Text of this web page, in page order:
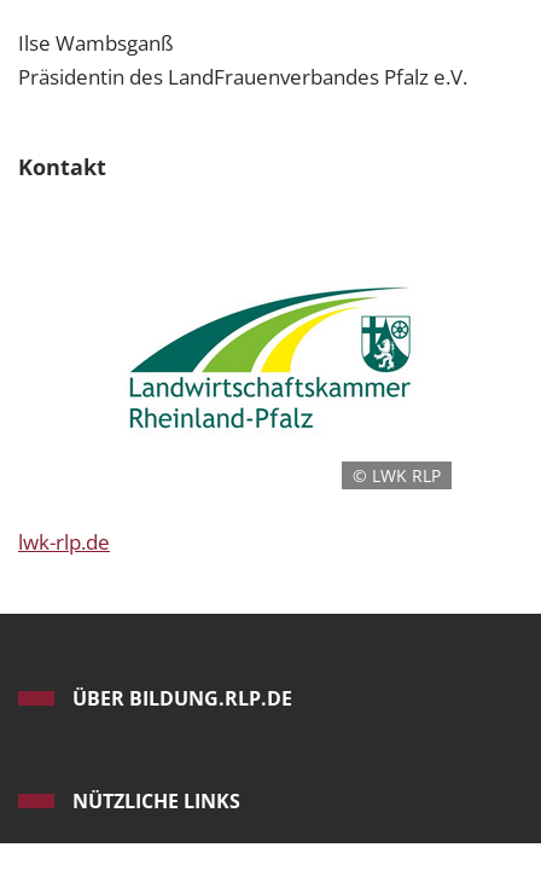
Ilse Wambsganß
Präsidentin des LandFrauenverbandes Pfalz e.V.
Kontakt
© LWK RLP
lwk-rlp.de
ÜBER BILDUNG.RLP.DE
NÜTZLICHE LINKS